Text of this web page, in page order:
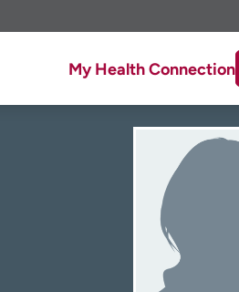
My Health Connection